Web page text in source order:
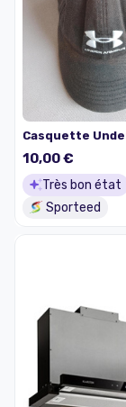
Casquette
10,00 €
Très bon état
Sporteed